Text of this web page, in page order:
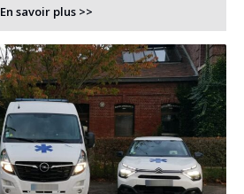
En savoir plus >>